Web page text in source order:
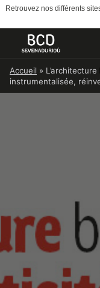
Retrouvez nos différents
content
Accueil »
instrumentalisée,